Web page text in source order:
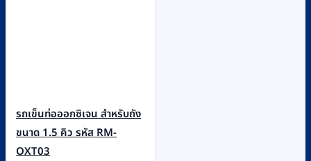
รถเข็นท่อออกซิเจน สำหรับถัง
ขนาด 1.5 คิว รหัส RM-
OXT03